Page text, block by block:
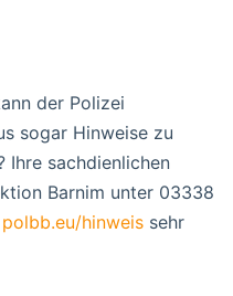
der Polizei
sogar Hinweise zu
Ihre sachdienlichen
Barnim unter 03338
polbb.eu/hinweis sehr